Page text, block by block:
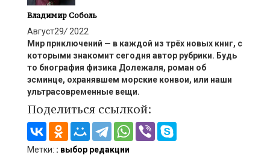
Владимир Соболь
Август29/ 2022
Мир приключений — в каждой из трёх новых книг, с
которыми знакомит сегодня автор рубрики. Будь
то биография физика Долежаля, роман об
эсминце, охранявшем морские конвои, или наши
ультрасовременные вещи.
Поделиться ссылкой:
Метки: : выбор редакции